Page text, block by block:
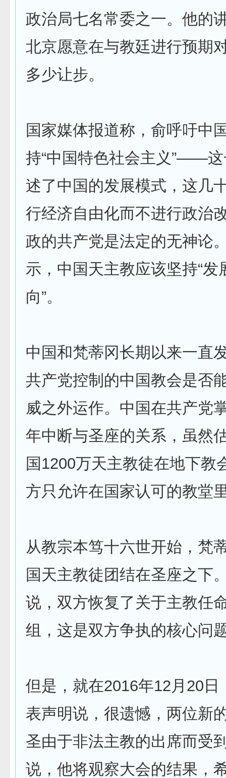
政治局七名常委之一。他的
北京愿意在与教廷进行预期
多少让步。
国家媒体报道称，俞呼吁中
持“中国特色社会主义”——
述了中国的发展模式，这几
行经济自由化而不进行政治
政的共产党是法定的无神论
示，中国天主教应该坚持“发
向”。
中国和梵蒂冈长期以来一直
共产党控制的中国教会是否
威之外运作。中国在共产党
年中断与圣座的关系，虽然
国1200万天主教徒在地下教
方只允许在国家认可的教堂
从教宗本笃十六世开始，梵
国天主教徒团结在圣座之下
说，双方恢复了关于主教任
组，这是双方争执的核心问
但是，就在2016年12月20日
表声明说，很遗憾，两位新
圣由于非法主教的出席而受
说，他将观察大会的结果，